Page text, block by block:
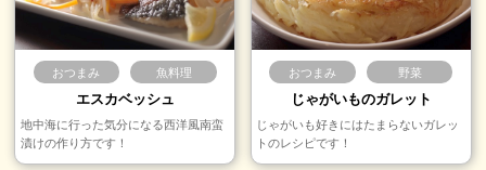
おつまみ 魚料理
エスカベッシュ
地中海に行った気分になる西洋風南蛮
漬けの作り方です！
おつまみ 野菜
じゃがいものガレット
じゃがいも好きにはたまらないガレッ
トのレシピです！